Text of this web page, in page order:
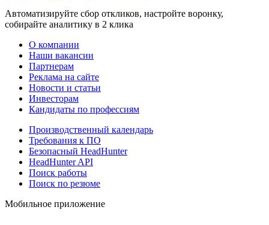
Автоматизируйте сбор откликов, настройте воронку,
собирайте аналитику в 2 клика
О компании
Наши вакансии
Партнерам
Реклама на сайте
Новости и статьи
Инвесторам
Кандидаты по профессиям
Производственный календарь
Требования к ПО
Безопасный HeadHunter
HeadHunter API
Поиск работы
Поиск по резюме
Мобильное приложение